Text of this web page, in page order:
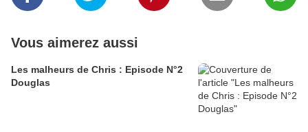
Vous aimerez aussi
Les malheurs de Chris : Episode N°2
Douglas